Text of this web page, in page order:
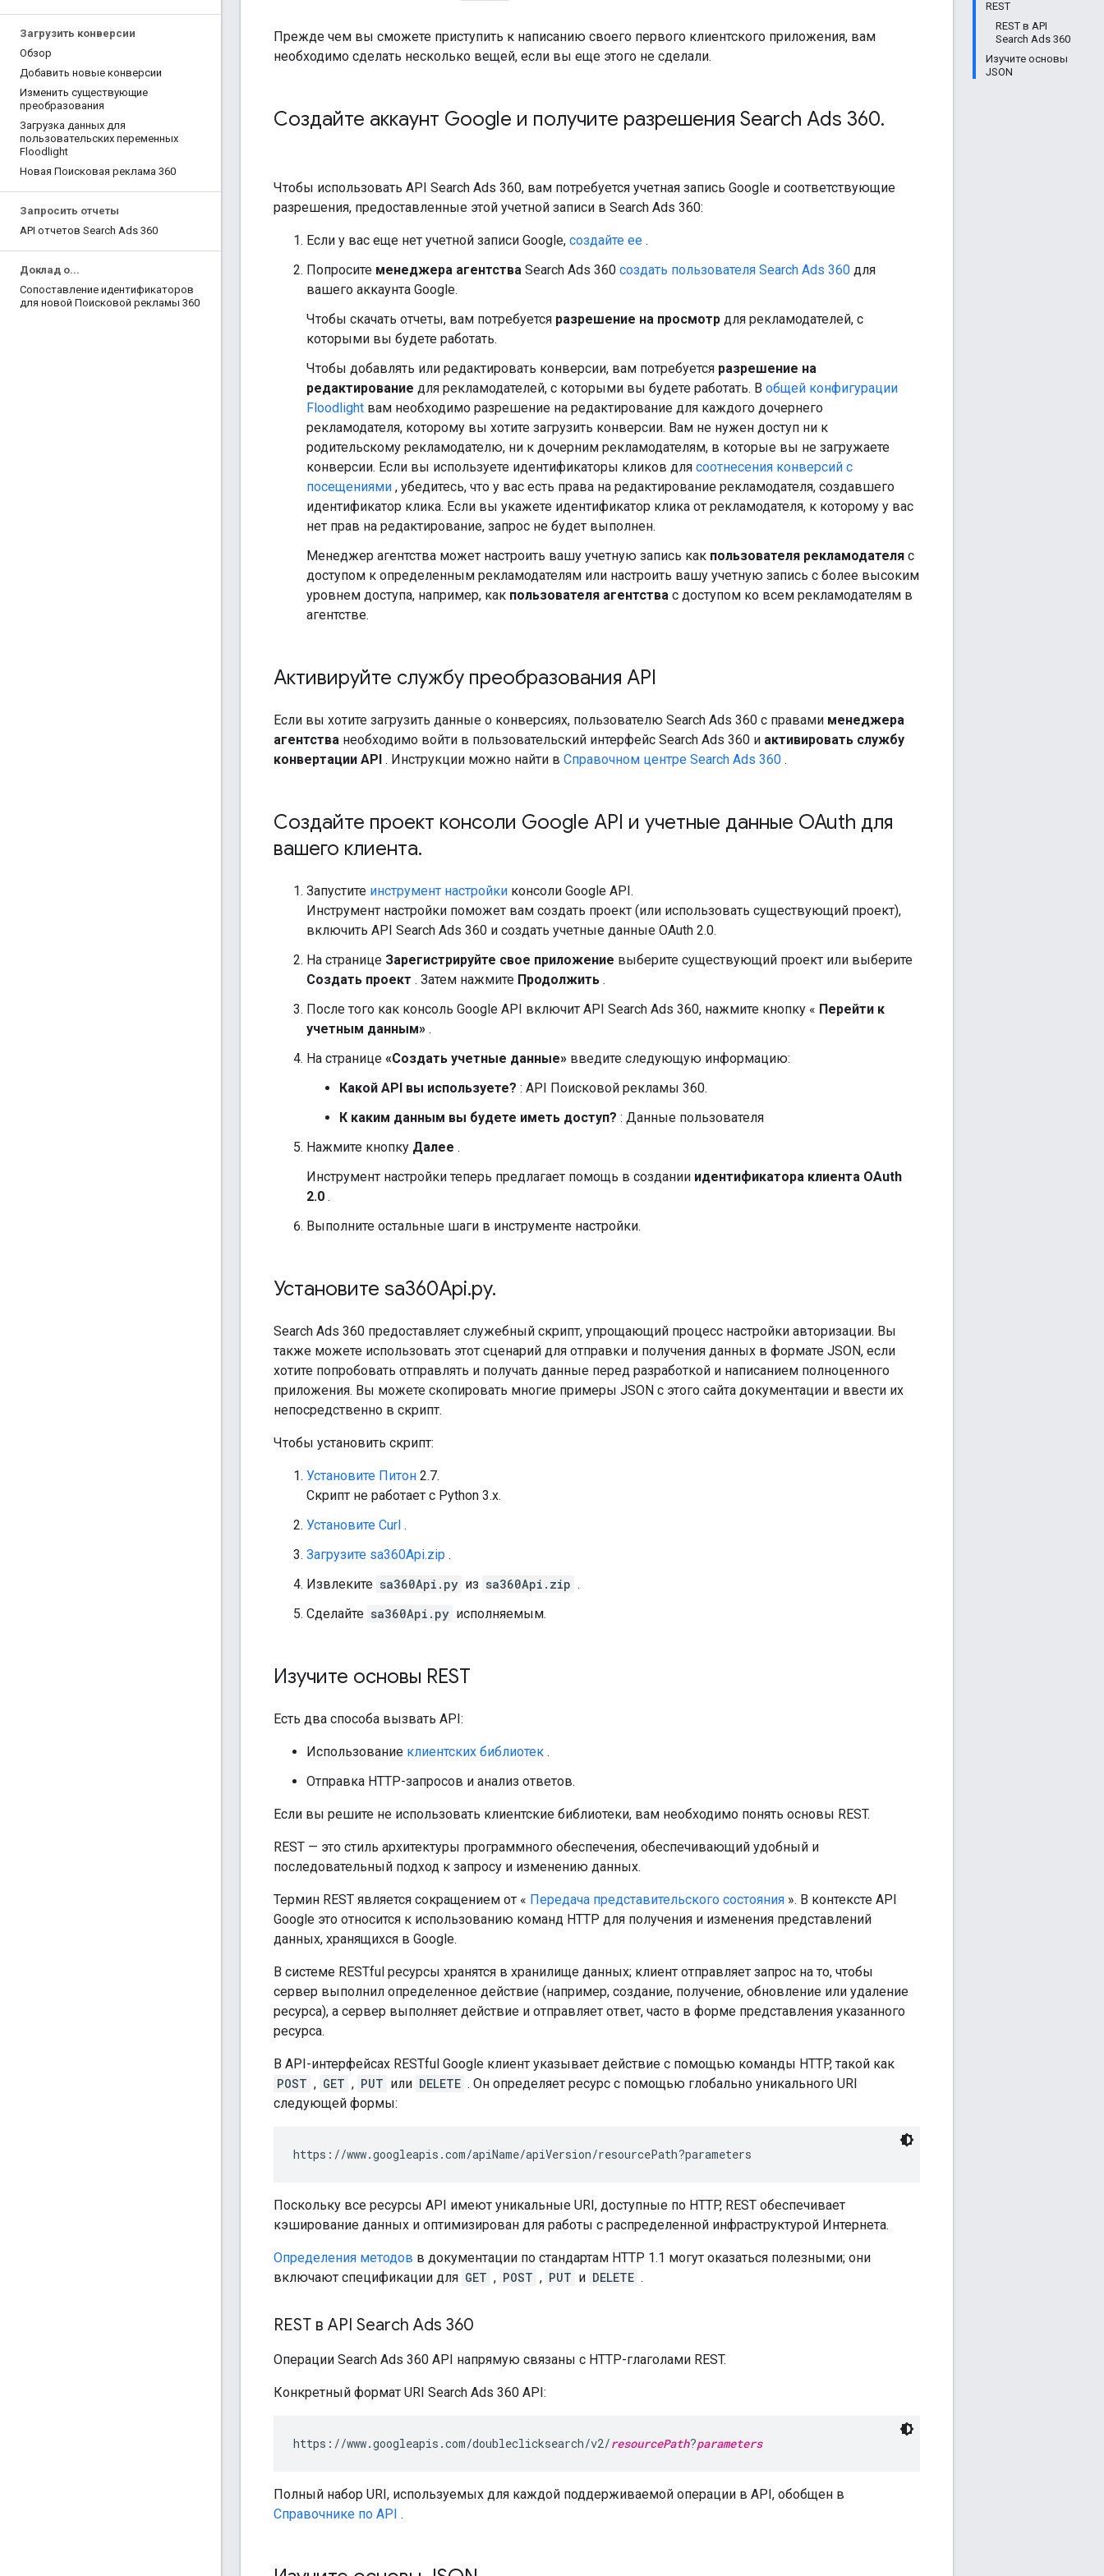
Загрузить конверсии
Обзор
Добавить новые конверсии
Изменить существующие
преобразования
Загрузка данных для
пользовательских переменных
Floodlight
Новая Поисковая реклама 360
Запросить отчеты
API отчетов Search Ads 360
Доклад о...
Сопоставление идентификаторов
для новой Поисковой рекламы 360
REST
REST в API
Search Ads 360
Изучите основы
JSON
Прежде чем вы сможете приступить к написанию своего первого клиентского приложения, вам
необходимо сделать несколько вещей, если вы еще этого не сделали.
Создайте аккаунт Google и получите разрешения Search Ads 360.
Чтобы использовать API Search Ads 360, вам потребуется учетная запись Google и соответствующие
разрешения, предоставленные этой учетной записи в Search Ads 360:
Если у вас еще нет учетной записи Google, создайте ее .
Попросите менеджера агентства Search Ads 360 создать пользователя Search Ads 360 для
вашего аккаунта Google.
Чтобы скачать отчеты, вам потребуется разрешение на просмотр для рекламодателей, с
которыми вы будете работать.
Чтобы добавлять или редактировать конверсии, вам потребуется разрешение на
редактирование для рекламодателей, с которыми вы будете работать. В общей конфигурации
Floodlight вам необходимо разрешение на редактирование для каждого дочернего
рекламодателя, которому вы хотите загрузить конверсии. Вам не нужен доступ ни к
родительскому рекламодателю, ни к дочерним рекламодателям, в которые вы не загружаете
конверсии. Если вы используете идентификаторы кликов для соотнесения конверсий с
посещениями , убедитесь, что у вас есть права на редактирование рекламодателя, создавшего
идентификатор клика. Если вы укажете идентификатор клика от рекламодателя, к которому у вас
нет прав на редактирование, запрос не будет выполнен.
Менеджер агентства может настроить вашу учетную запись как пользователя рекламодателя с
доступом к определенным рекламодателям или настроить вашу учетную запись с более высоким
уровнем доступа, например, как пользователя агентства с доступом ко всем рекламодателям в
агентстве.
Активируйте службу преобразования API
Если вы хотите загрузить данные о конверсиях, пользователю Search Ads 360 с правами менеджера
агентства необходимо войти в пользовательский интерфейс Search Ads 360 и активировать службу
конвертации API . Инструкции можно найти в Справочном центре Search Ads 360 .
Создайте проект консоли Google API и учетные данные OAuth для
вашего клиента.
Запустите инструмент настройки консоли Google API.
Инструмент настройки поможет вам создать проект (или использовать существующий проект),
включить API Search Ads 360 и создать учетные данные OAuth 2.0.
На странице Зарегистрируйте свое приложение выберите существующий проект или выберите
Создать проект . Затем нажмите Продолжить .
После того как консоль Google API включит API Search Ads 360, нажмите кнопку « Перейти к
учетным данным» .
На странице «Создать учетные данные» введите следующую информацию:
Какой API вы используете? : API Поисковой рекламы 360.
К каким данным вы будете иметь доступ? : Данные пользователя
Нажмите кнопку Далее .
Инструмент настройки теперь предлагает помощь в создании идентификатора клиента OAuth
2.0 .
Выполните остальные шаги в инструменте настройки.
Установите sa360Api.py.
Search Ads 360 предоставляет служебный скрипт, упрощающий процесс настройки авторизации. Вы
также можете использовать этот сценарий для отправки и получения данных в формате JSON, если
хотите попробовать отправлять и получать данные перед разработкой и написанием полноценного
приложения. Вы можете скопировать многие примеры JSON с этого сайта документации и ввести их
непосредственно в скрипт.
Чтобы установить скрипт:
Установите Питон 2.7.
Скрипт не работает с Python 3.x.
Установите Curl .
Загрузите sa360Api.zip .
Извлеките sa360Api.py из sa360Api.zip .
Сделайте sa360Api.py исполняемым.
Изучите основы REST
Есть два способа вызвать API:
Использование клиентских библиотек .
Отправка HTTP-запросов и анализ ответов.
Если вы решите не использовать клиентские библиотеки, вам необходимо понять основы REST.
REST — это стиль архитектуры программного обеспечения, обеспечивающий удобный и
последовательный подход к запросу и изменению данных.
Термин REST является сокращением от « Передача представительского состояния ». В контексте API
Google это относится к использованию команд HTTP для получения и изменения представлений
данных, хранящихся в Google.
В системе RESTful ресурсы хранятся в хранилище данных; клиент отправляет запрос на то, чтобы
сервер выполнил определенное действие (например, создание, получение, обновление или удаление
ресурса), а сервер выполняет действие и отправляет ответ, часто в форме представления указанного
ресурса.
В API-интерфейсах RESTful Google клиент указывает действие с помощью команды HTTP, такой как
POST , GET , PUT или DELETE . Он определяет ресурс с помощью глобально уникального URI
следующей формы:
https://www.googleapis.com/apiName/apiVersion/resourcePath?parameters
Поскольку все ресурсы API имеют уникальные URI, доступные по HTTP, REST обеспечивает
кэширование данных и оптимизирован для работы с распределенной инфраструктурой Интернета.
Определения методов в документации по стандартам HTTP 1.1 могут оказаться полезными; они
включают спецификации для GET , POST , PUT и DELETE .
REST в API Search Ads 360
Операции Search Ads 360 API напрямую связаны с HTTP-глаголами REST.
Конкретный формат URI Search Ads 360 API:
https://www.googleapis.com/doubleclicksearch/v2/resourcePath?parameters
Полный набор URI, используемых для каждой поддерживаемой операции в API, обобщен в
Справочнике по API .